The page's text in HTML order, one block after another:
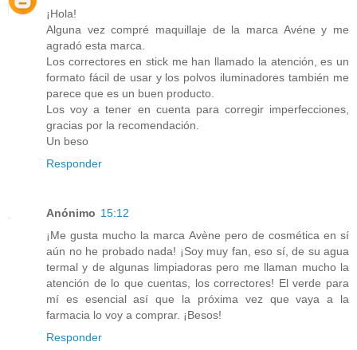
¡Hola!
Alguna vez compré maquillaje de la marca Avéne y me
agradó esta marca.
Los correctores en stick me han llamado la atención, es un
formato fácil de usar y los polvos iluminadores también me
parece que es un buen producto.
Los voy a tener en cuenta para corregir imperfecciones,
gracias por la recomendación.
Un beso
Responder
Anónimo 15:12
¡Me gusta mucho la marca Avène pero de cosmética en sí
aún no he probado nada! ¡Soy muy fan, eso sí, de su agua
termal y de algunas limpiadoras pero me llaman mucho la
atención de lo que cuentas, los correctores! El verde para
mí es esencial así que la próxima vez que vaya a la
farmacia lo voy a comprar. ¡Besos!
Responder